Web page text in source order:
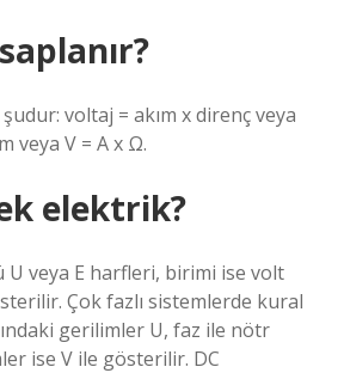
şudur: voltaj = akım x direnç veya
veya V = A x Ω.
elektrik?
U veya E harfleri, birimi ise volt
Çok fazlı sistemlerde kural
gerilimler U, faz ile nötr
ise V ile gösterilir. DC